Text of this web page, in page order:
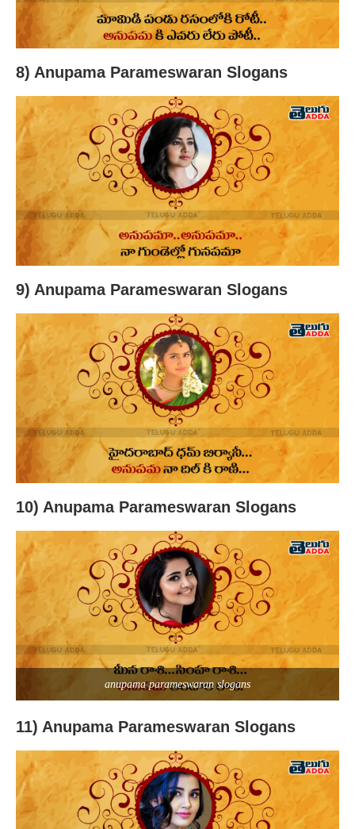
8) Anupama Parameswaran Slogans
9) Anupama Parameswaran Slogans
10) Anupama Parameswaran Slogans
anupama parameswaran slogans
11) Anupama Parameswaran Slogans